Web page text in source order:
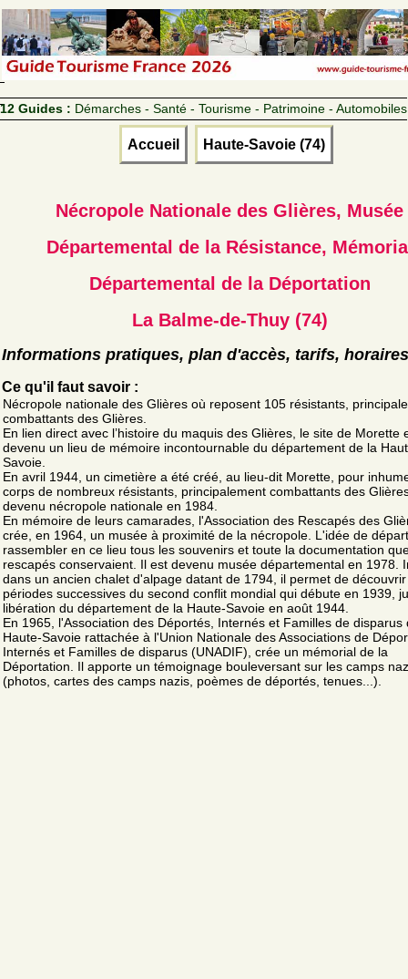
12 Guides : Démarches - Santé - Tourisme - Patrimoine - Automobiles
Accueil Haute-Savoie (74)
Nécropole Nationale des Glières, Musée
Départemental de la Résistance,
Départemental de la Déportation
La Balme-de-Thuy (74)
Informations pratiques, plan d'accès, tarifs, horaires
Ce qu'il faut savoir :
Nécropole nationale des Glières où reposent 105 résistants,
combattants des Glières.
En lien direct avec l’histoire du maquis des Glières, le site de Morette
devenu un lieu de mémoire incontournable du département de la
Savoie.
En avril 1944, un cimetière a été créé, au lieu-dit Morette, pour
corps de nombreux résistants, principalement combattants des
devenu nécropole nationale en 1984.
En mémoire de leurs camarades, l'Association des Rescapés des
crée, en 1964, un musée à proximité de la nécropole. L'idée de
rassembler en ce lieu tous les souvenirs et toute la documentation
rescapés conservaient. Il est devenu musée départemental en 1978.
dans un ancien chalet d'alpage datant de 1794, il permet de
périodes successives du second conflit mondial qui débute en 1939,
libération du département de la Haute-Savoie en août 1944.
En 1965, l'Association des Déportés, Internés et Familles de disparus
Haute-Savoie rattachée à l'Union Nationale des Associations de
Internés et Familles de disparus (UNADIF), crée un mémorial de la
Déportation. Il apporte un témoignage bouleversant sur les camps
(photos, cartes des camps nazis, poèmes de déportés, tenues...).